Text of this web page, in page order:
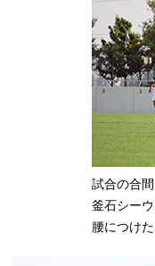
試合の合
釜石シー
腰につけ